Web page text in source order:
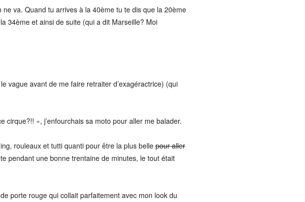
va. Quand tu arrives à la 40ème tu te dis que la 20ème
34ème et ainsi de suite (qui a dit Marseille? Moi
vague avant de me faire retraiter d’exagéractrice) (qui
cirque?!! », j’enfourchais sa moto pour aller me balader.
rouleaux et tutti quanti pour être la plus belle pour aller
pendant une bonne trentaine de minutes, le tout était
porte rouge qui collait parfaitement avec mon look du